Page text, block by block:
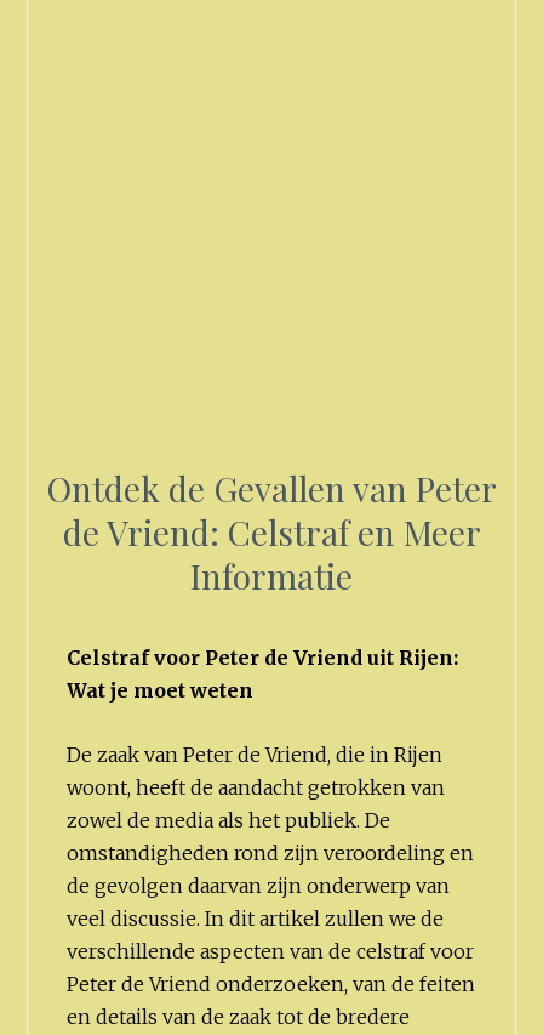
Ontdek de Gevallen van Peter
de Vriend: Celstraf en Meer
Informatie
Celstraf voor Peter de Vriend uit Rijen:
Wat je moet weten
De zaak van Peter de Vriend, die in Rijen
woont, heeft de aandacht getrokken van
zowel de media als het publiek. De
omstandigheden rond zijn veroordeling en
de gevolgen daarvan zijn onderwerp van
veel discussie. In dit artikel zullen we de
verschillende aspecten van de celstraf voor
Peter de Vriend onderzoeken, van de feiten
en details van de zaak tot de bredere